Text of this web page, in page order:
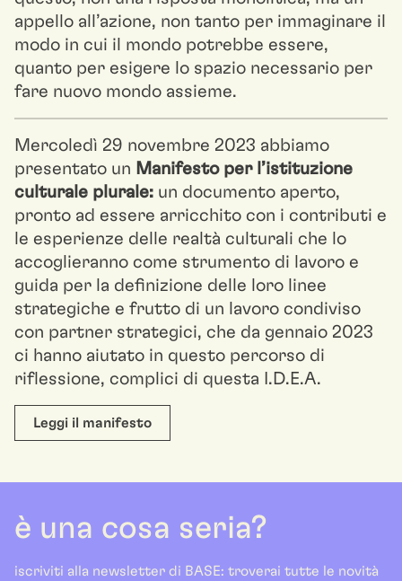
appello all’azione, non tanto per immaginare il
modo in cui il mondo potrebbe essere,
quanto per esigere lo spazio necessario per
fare nuovo mondo assieme.
Mercoledì 29 novembre 2023 abbiamo
presentato un Manifesto per l’istituzione
culturale plurale: un documento aperto,
pronto ad essere arricchito con i contributi e
le esperienze delle realtà culturali che lo
accoglieranno come strumento di lavoro e
guida per la definizione delle loro linee
strategiche e frutto di un lavoro condiviso
con partner strategici, che da gennaio 2023
ci hanno aiutato in questo percorso di
riflessione, complici di questa I.D.E.A.
Leggi il manifesto
è una cosa seria?
iscriviti alla newsletter di BASE: troverai tutte le novità